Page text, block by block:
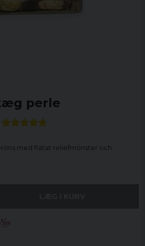
perle
med flätat reliefmönster och